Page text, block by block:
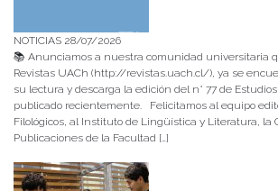
NOTICIAS 28/07/2026
📚 Anunciamos a nuestra comunidad universitaria
Revistas UACh (http://revistas.uach.cl/), ya se
su lectura y descarga la edición del n° 77 de Estudios
publicado recientemente. Felicitamos al equipo
Filológicos, al Instituto de Lingüística y Literatura, la
Publicaciones de la Facultad […]